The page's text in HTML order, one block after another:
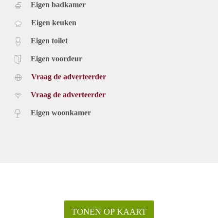
Eigen badkamer
Eigen keuken
Eigen toilet
Eigen voordeur
Vraag de adverteerder
Vraag de adverteerder
Eigen woonkamer
TONEN OP KAART